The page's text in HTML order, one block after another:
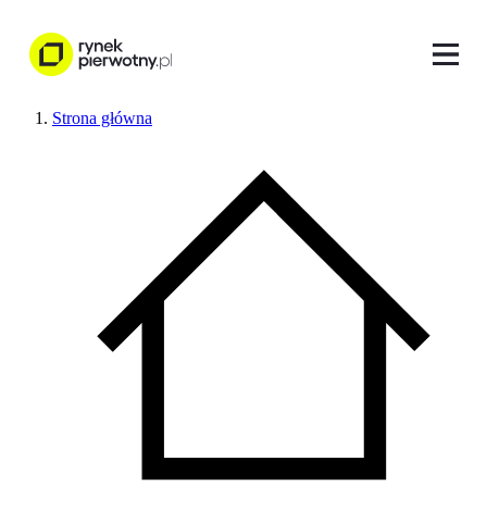
Strona główna